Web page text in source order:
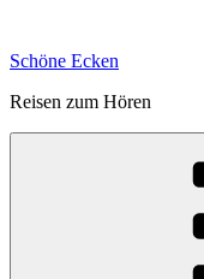
springen
Schöne Ecken
Reisen zum Hören